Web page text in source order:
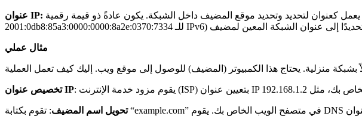
عنوان IP:
مثال عملي
تخصيص عنوان IP
تحويل اسم المضيف